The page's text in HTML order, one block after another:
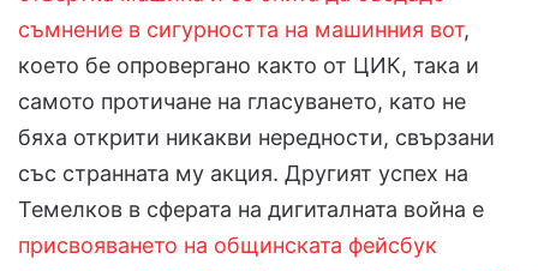
съмнение в сигурността на машинния вот,
което бе опровергано както от ЦИК, така и
самото протичане на гласуването, като не
бяха открити никакви нередности, свързани
със странната му акция. Другият успех на
Темелков в сферата на дигиталната война е
присвояването на общинската фейсбук